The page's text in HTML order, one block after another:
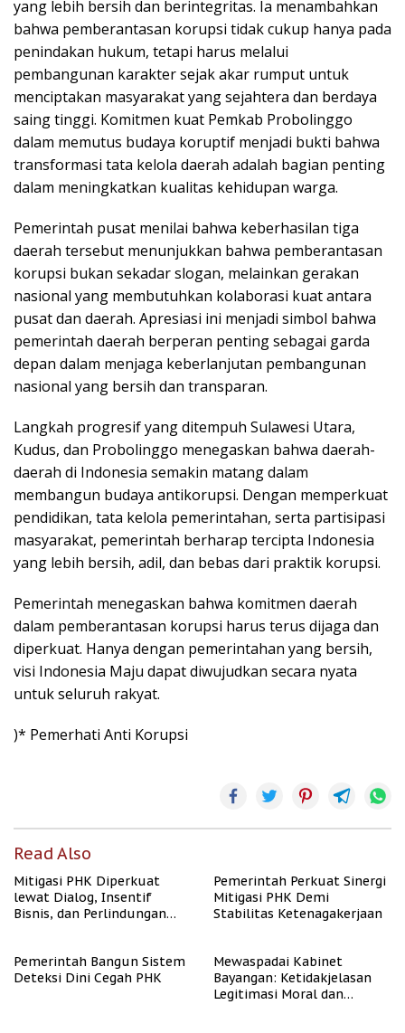
yang lebih bersih dan berintegritas. Ia menambahkan
bahwa pemberantasan korupsi tidak cukup hanya pada
penindakan hukum, tetapi harus melalui
pembangunan karakter sejak akar rumput untuk
menciptakan masyarakat yang sejahtera dan berdaya
saing tinggi. Komitmen kuat Pemkab Probolinggo
dalam memutus budaya koruptif menjadi bukti bahwa
transformasi tata kelola daerah adalah bagian penting
dalam meningkatkan kualitas kehidupan warga.
Pemerintah pusat menilai bahwa keberhasilan tiga
daerah tersebut menunjukkan bahwa pemberantasan
korupsi bukan sekadar slogan, melainkan gerakan
nasional yang membutuhkan kolaborasi kuat antara
pusat dan daerah. Apresiasi ini menjadi simbol bahwa
pemerintah daerah berperan penting sebagai garda
depan dalam menjaga keberlanjutan pembangunan
nasional yang bersih dan transparan.
Langkah progresif yang ditempuh Sulawesi Utara,
Kudus, dan Probolinggo menegaskan bahwa daerah-
daerah di Indonesia semakin matang dalam
membangun budaya antikorupsi. Dengan memperkuat
pendidikan, tata kelola pemerintahan, serta partisipasi
masyarakat, pemerintah berharap tercipta Indonesia
yang lebih bersih, adil, dan bebas dari praktik korupsi.
Pemerintah menegaskan bahwa komitmen daerah
dalam pemberantasan korupsi harus terus dijaga dan
diperkuat. Hanya dengan pemerintahan yang bersih,
visi Indonesia Maju dapat diwujudkan secara nyata
untuk seluruh rakyat.
)* Pemerhati Anti Korupsi
Read Also
Mitigasi PHK Diperkuat
lewat Dialog, Insentif
Bisnis, dan Perlindungan
Pemerintah Perkuat Sinergi
Mitigasi PHK Demi
Stabilitas Ketenagakerjaan
Pemerintah Bangun Sistem
Deteksi Dini Cegah PHK
Mewaspadai Kabinet
Bayangan: Ketidakjelasan
Legitimasi Moral dan